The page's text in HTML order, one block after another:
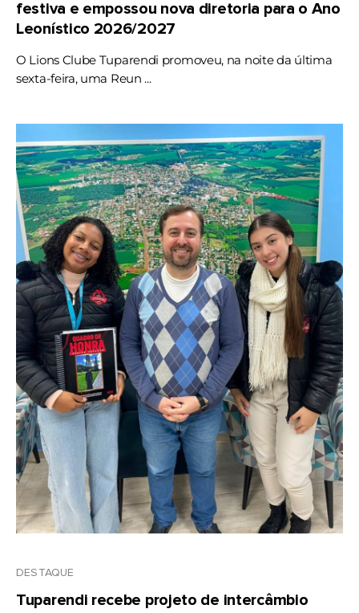
festiva e empossou nova diretoria para o Ano
Leonístico 2026/2027
O Lions Clube Tuparendi promoveu, na noite da última
sexta-feira, uma Reun ...
DESTAQUE
Tuparendi recebe projeto de intercâmbio